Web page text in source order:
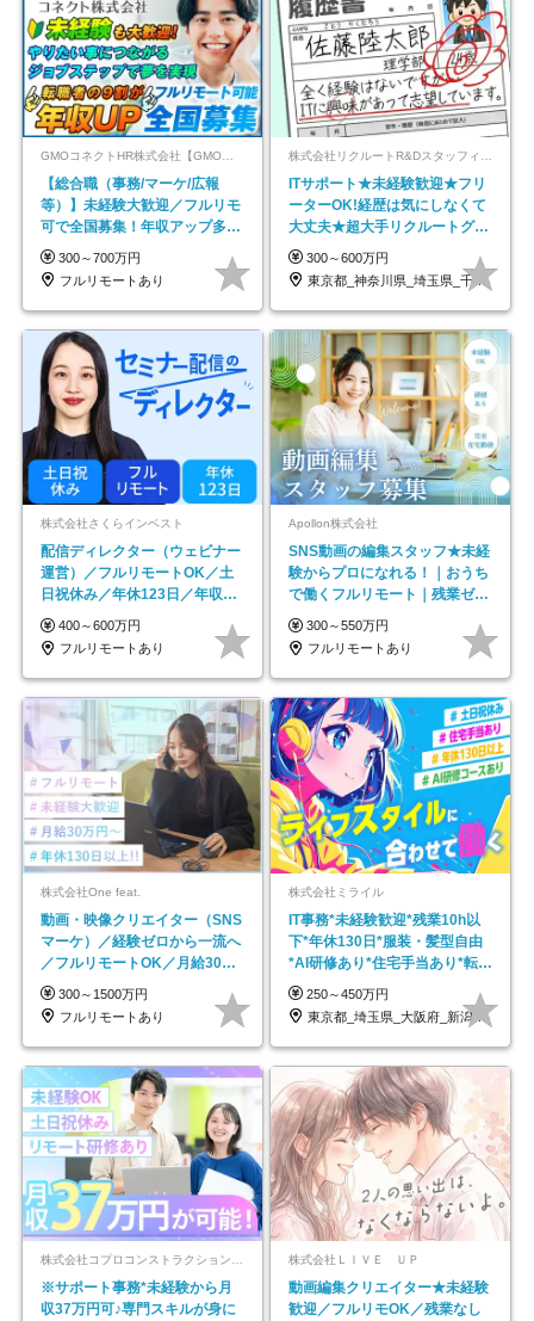
GMOコネクトHR株式会社【GMOインターネットグループ】
【総合職（事務/マーケ/広報
等）】未経験大歓迎／フルリモ
可で全国募集！年収アップ多数
★年休最大130日★
300～700万円
フルリモートあり
ITサポート★未経験歓迎★フリ
ーターOK!経歴は気にしなくて
大丈夫★超大手リクルートグル
ープの正社員/sg
300～600万円
東京都_神奈川県_埼玉県_千葉県_大阪府…
株式会社さくらインベスト
配信ディレクター（ウェビナー
運営）／フルリモートOK／土
日祝休み／年休123日／年収
600万円可
400～600万円
フルリモートあり
Apollon株式会社
SNS動画の編集スタッフ★未経
験からプロになれる！｜おうち
で働くフルリモート｜残業ゼロ
で18時退勤◎
300～550万円
フルリモートあり
株式会社One feat.
動画・映像クリエイター（SNS
マーケ）／経験ゼロから一流へ
／フルリモートOK／月給30万
円～／年休130日以上
300～1500万円
フルリモートあり
株式会社ミライル
IT事務*未経験歓迎*残業10h以
下*年休130日*服装・髪型自由
*AI研修あり*住宅手当あり*転勤
なし
250～450万円
東京都_埼玉県_大阪府_新潟県_福岡県
※サポート事務*未経験から月
収37万円可♪専門スキルが身に
株式会社ＬＩＶＥ ＵＰ
動画編集クリエイター★未経験
歓迎／フルリモOK／残業なし